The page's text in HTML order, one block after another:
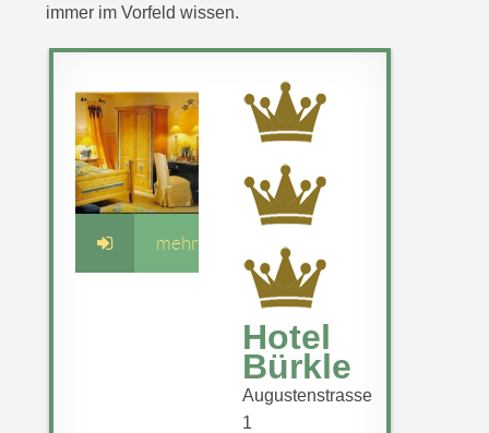
immer im Vorfeld wissen.
mehr
Hotel
Bürkle
Augustenstrasse
1